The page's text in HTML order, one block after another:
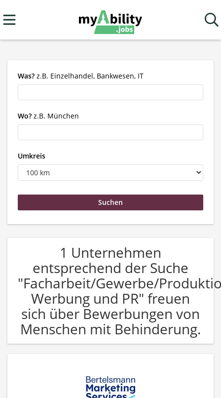
Was? z.B. Einzelhandel, Bankwesen, IT
Wo? z.B. München
Umkreis
1 Unternehmen
entsprechend der Suche
"Facharbeit/Gewerbe/
Werbung und PR" freuen
sich über Bewerbungen von
Menschen mit Behinderung.